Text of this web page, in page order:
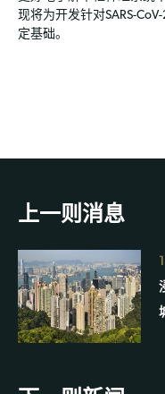
现将为开发针对SARS-
定基础。
上一则消息